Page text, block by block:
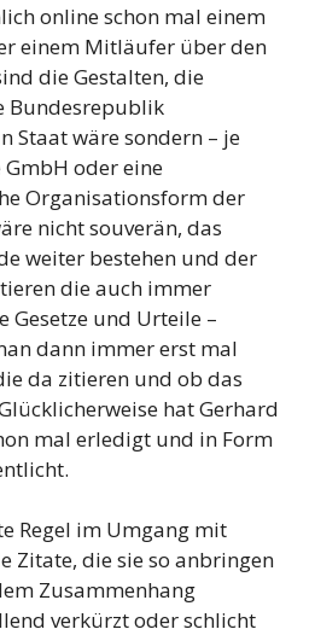
online schon mal einem
einem Mitläufer über den
die Gestalten, die
Bundesrepublik
Staat wäre sondern – je
GmbH oder eine
Organisationsform der
nicht souverän, das
weiter bestehen und der
die auch immer
Gesetze und Urteile –
dann immer erst mal
da zitieren und ob das
hat Gerhard
mal erledigt und in Form
Regel im Umgang mit
Zitate, die sie so anbringen
Zusammenhang
verkürzt oder schlicht